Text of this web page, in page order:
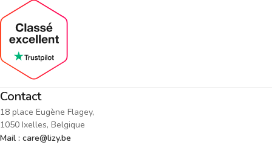
Contact
18 place Eugène Flagey,
1050 Ixelles, Belgique
Mail : care@lizy.be